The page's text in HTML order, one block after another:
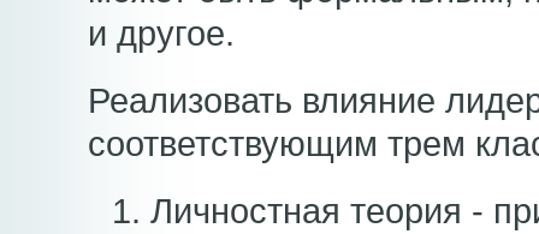
и другое.
Реализовать влияние
соответствующим трем
1. Личностная теория -